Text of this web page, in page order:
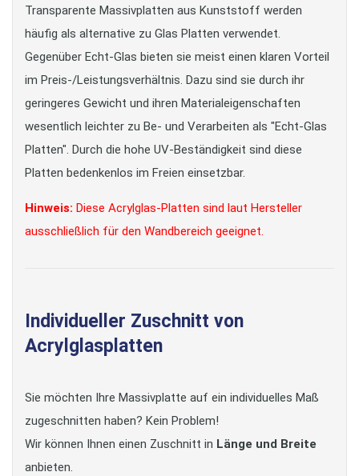
Transparente Massivplatten aus Kunststoff werden
häufig als alternative zu Glas Platten verwendet.
Gegenüber Echt-Glas bieten sie meist einen klaren Vorteil
im Preis-/Leistungsverhältnis. Dazu sind sie durch ihr
geringeres Gewicht und ihren Materialeigenschaften
wesentlich leichter zu Be- und Verarbeiten als "Echt-Glas
Platten". Durch die hohe UV-Beständigkeit sind diese
Platten bedenkenlos im Freien einsetzbar.
Hinweis: Diese Acrylglas-Platten sind laut Hersteller
ausschließlich für den Wandbereich geeignet.
Individueller Zuschnitt von
Acrylglasplatten
Sie möchten Ihre Massivplatte auf ein individuelles Maß
zugeschnitten haben? Kein Problem!
Wir können Ihnen einen Zuschnitt in Länge und Breite
anbieten.